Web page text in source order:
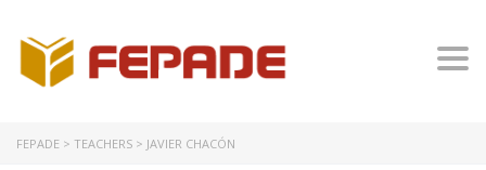
FEPADE > TEACHERS > JAVIER CHACÓN